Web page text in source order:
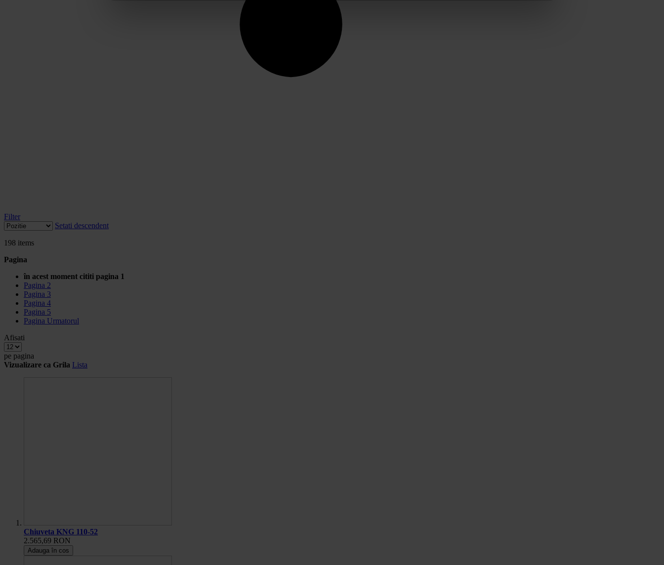
Filter
Setati descendent
198 items
Pagina
în acest moment cititi pagina 1
Pagina 2
Pagina 3
Pagina 4
Pagina 5
Pagina Urmatorul
Afisati
pe pagina
Vizualizare ca Grila Lista
Chiuveta KNG 110-52
2.565,69 RON
Adauga în cos